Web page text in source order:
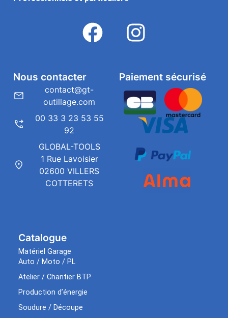
Catalogue
Matériel Garage
Auto / Moto / PL
Atelier / Chantier BTP
Production d’énergie
Soudure / Découpe
Paiement sécurisé
Nous contacter
contact@gt-
outillage.com
00 33 3 23 53 55
92
GLOBAL-TOOLS
1 Rue Lavoisier
02600 VILLERS
COTTERETS